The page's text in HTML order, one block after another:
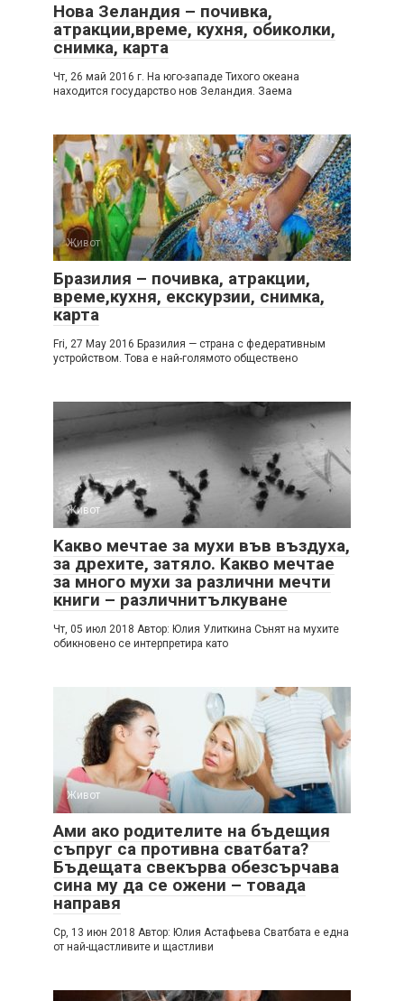
Нова Зеландия – почивка,
атракции,време, кухня, обиколки,
снимка, карта
Чт, 26 май 2016 г. На юго-западе Тихого океана
находится государство нов Зеландия. Заема
Живот
Бразилия – почивка, атракции,
време,кухня, екскурзии, снимка,
карта
Fri, 27 May 2016 Бразилия — страна с федеративным
устройством. Това е най-голямото обществено
Живот
Kакво мечтае за мухи във въздуха,
за дрехите, затяло. Kакво мечтае
за много мухи за различни мечти
книги – различнитълкуване
Чт, 05 июл 2018 Автор: Юлия Улиткина Сънят на мухите
обикновено се интерпретира като
Живот
Ами ако родителите на бъдещия
съпруг са противна сватбата?
Бъдещата свекърва обезсърчава
сина му да се ожени – товада
направя
Cр, 13 июн 2018 Автор: Юлия Астафьева Cватбата е една
от най-щастливите и щастливи